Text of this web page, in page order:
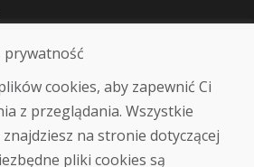
internetowy
handlowe
prywatność
cookies, aby zapewnić Ci
z przeglądania. Wszystkie
na stronie dotyczącej
pliki cookies są